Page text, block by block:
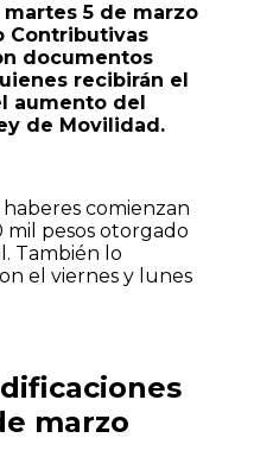
martes 5 de marzo
Contributivas
documentos
recibirán el
aumento del
de Movilidad.
comienzan
mil pesos otorgado
También lo
el viernes y lunes
marzo